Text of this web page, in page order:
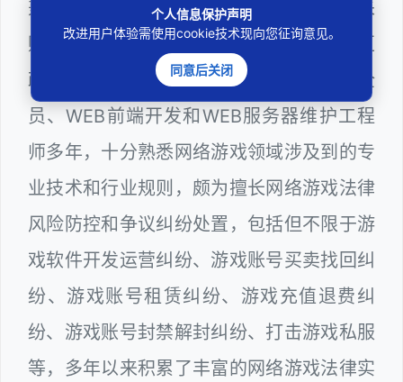
兼任深圳市人民政府听证员、深圳市政府采
购评审专家（法律类），曾担任深圳市某区
政府系统公职律师、计算机信息网络安全
员、WEB前端开发和WEB服务器维护工程
师多年，十分熟悉网络游戏领域涉及到的专
业技术和行业规则，颇为擅长网络游戏法律
风险防控和争议纠纷处置，包括但不限于游
戏软件开发运营纠纷、游戏账号买卖找回纠
纷、游戏账号租赁纠纷、游戏充值退费纠
纷、游戏账号封禁解封纠纷、打击游戏私服
等，多年以来积累了丰富的网络游戏法律实
个人信息保护声明
改进用户体验需使用cookie技术现向您征询意见。
同意后关闭